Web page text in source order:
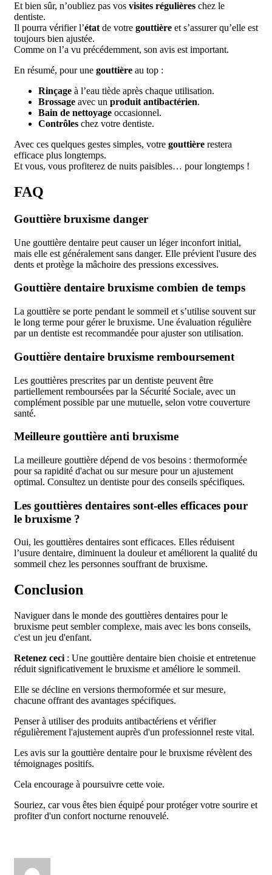
Et bien sûr, n’oubliez pas vos visites régulières chez le
dentiste.
Il pourra vérifier l’état de votre gouttière et s’assurer qu’elle est
toujours bien ajustée.
Comme on l’a vu précédemment, son avis est important.
En résumé, pour une gouttière au top :
Rinçage à l’eau tiède après chaque utilisation.
Brossage avec un produit antibactérien.
Bain de nettoyage occasionnel.
Contrôles chez votre dentiste.
Avec ces quelques gestes simples, votre gouttière restera
efficace plus longtemps.
Et vous, vous profiterez de nuits paisibles… pour longtemps !
FAQ
Gouttière bruxisme danger
Une gouttière dentaire peut causer un léger inconfort initial,
mais elle est généralement sans danger. Elle prévient l'usure des
dents et protège la mâchoire des pressions excessives.
Gouttière dentaire bruxisme combien de temps
La gouttière se porte pendant le sommeil et s’utilise souvent sur
le long terme pour gérer le bruxisme. Une évaluation régulière
par un dentiste est recommandée pour ajuster son utilisation.
Gouttière dentaire bruxisme remboursement
Les gouttières prescrites par un dentiste peuvent être
partiellement remboursées par la Sécurité Sociale, avec un
complément possible par une mutuelle, selon votre couverture
santé.
Meilleure gouttière anti bruxisme
La meilleure gouttière dépend de vos besoins : thermoformée
pour sa rapidité d'achat ou sur mesure pour un ajustement
optimal. Consultez un dentiste pour des conseils spécifiques.
Les gouttières dentaires sont-elles efficaces pour
le bruxisme ?
Oui, les gouttières dentaires sont efficaces. Elles réduisent
l’usure dentaire, diminuent la douleur et améliorent la qualité du
sommeil chez les personnes souffrant de bruxisme.
Conclusion
Naviguer dans le monde des gouttières dentaires pour le
bruxisme peut sembler complexe, mais avec les bons conseils,
c'est un jeu d'enfant.
Retenez ceci : Une gouttière dentaire bien choisie et entretenue
réduit significativement le bruxisme et améliore le sommeil.
Elle se décline en versions thermoformée et sur mesure,
chacune offrant des avantages spécifiques.
Penser à utiliser des produits antibactériens et vérifier
régulièrement l'ajustement auprès d'un professionnel reste vital.
Les avis sur la gouttière dentaire pour le bruxisme révèlent des
témoignages positifs.
Cela encourage à poursuivre cette voie.
Souriez, car vous êtes bien équipé pour protéger votre sourire et
profiter d'un confort nocturne renouvelé.